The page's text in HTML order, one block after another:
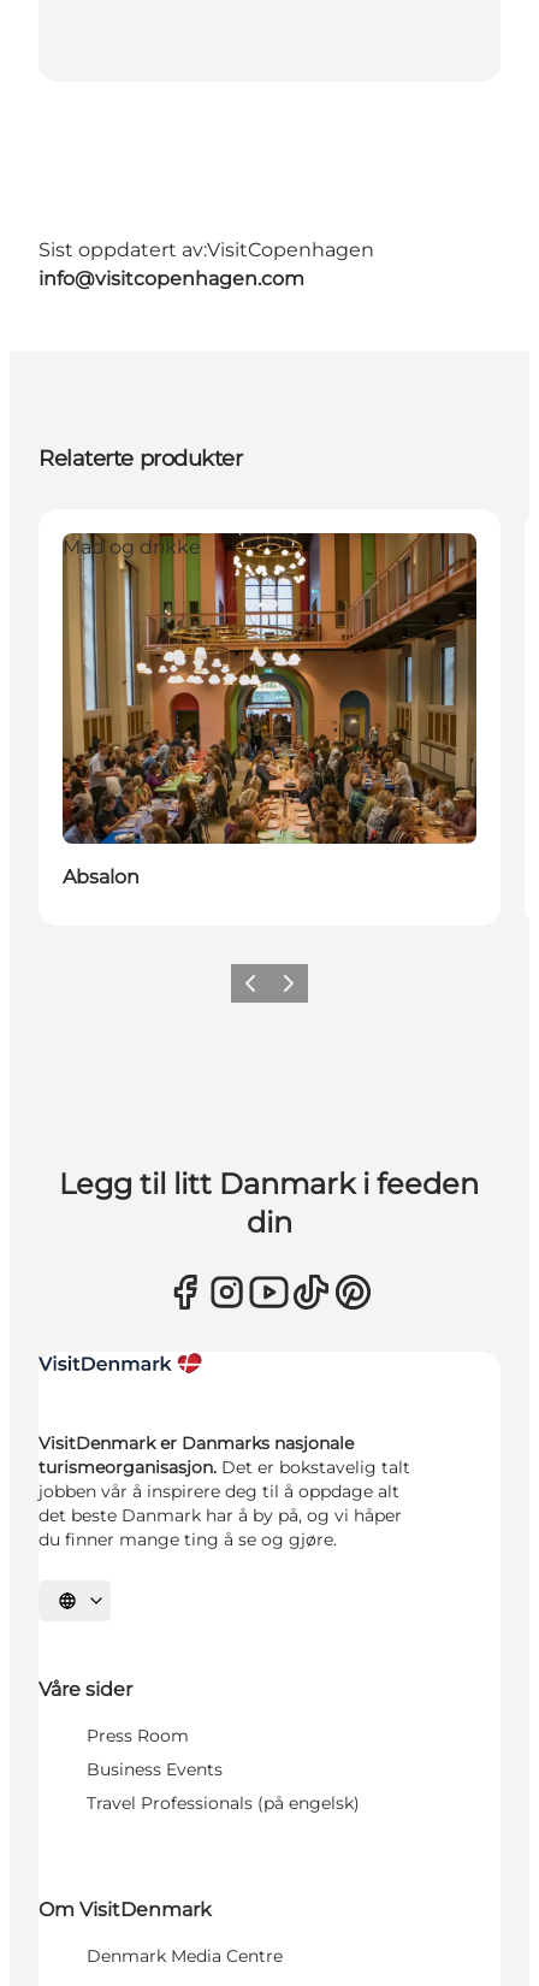
Sist oppdatert av:VisitCopenhagen
info@visitcopenhagen.com
Relaterte produkter
Mad og drikke
Absalon
ForrigeNeste
Legg til litt Danmark i feeden
din
VisitDenmark er Danmarks nasjonale
turismeorganisasjon. Det er bokstavelig talt
jobben vår å inspirere deg til å oppdage alt
det beste Danmark har å by på, og vi håper
du finner mange ting å se og gjøre.
Velg språk
Våre sider
Press Room
Business Events
Travel Professionals (på engelsk)
Om VisitDenmark
Denmark Media Centre